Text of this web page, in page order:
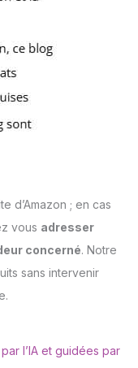
d’Amazon ; en cas
vous adresser
concerné. Notre
sans intervenir
l’IA et guidées par